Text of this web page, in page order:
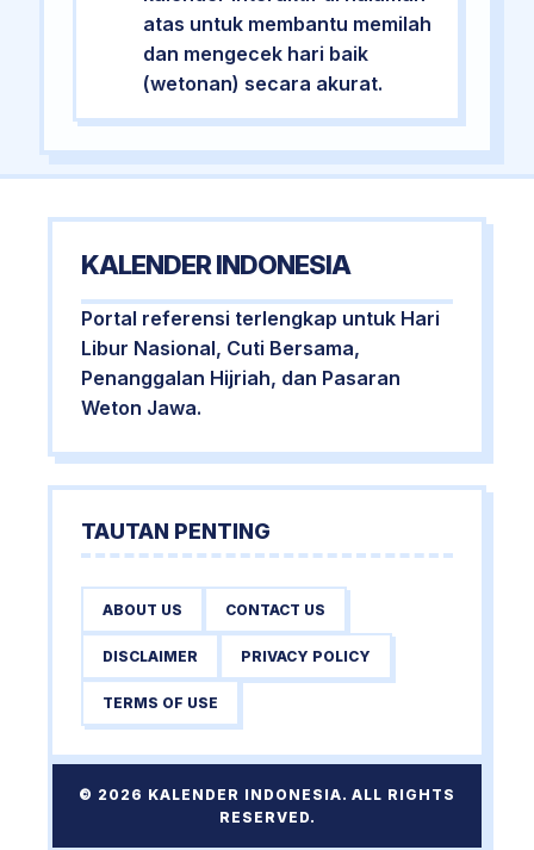
atas untuk membantu memilah
dan mengecek hari baik
(wetonan) secara akurat.
KALENDER INDONESIA
Portal referensi terlengkap untuk Hari
Libur Nasional, Cuti Bersama,
Penanggalan Hijriah, dan Pasaran
Weton Jawa.
TAUTAN PENTING
ABOUT US CONTACT US
DISCLAIMER PRIVACY POLICY
TERMS OF USE
© 2026 KALENDER INDONESIA. ALL RIGHTS
RESERVED.